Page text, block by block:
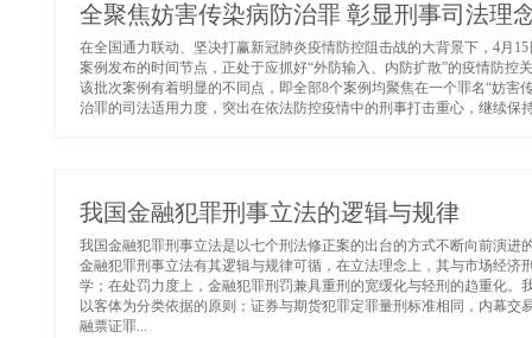
全聚焦妨害传染病防治罪 彰显刑事司法理
在全国通力联动、坚决打赢新冠肺炎疫情防控阻击战的大背景下，4月
案例发布的时间节点，正处于应抓好“外防输入、内防扩散”的疫情防
该批次案例有着明显的不同点，即全部8个案例均聚焦在一个罪名“妨
治罪的司法适用力度，突出在依法防控疫情中的刑事打击重心，继续
我国金融犯罪刑事立法的逻辑与规律
我国金融犯罪刑事立法是以七个刑法修正案的出台的方式不断向前演
金融犯罪刑事立法有其逻辑与规律可循，在立法理念上，其与市场经
学；在处罚力度上，金融犯罪刑罚兼具重刑的宽缓化与轻刑的趋重化
以客体为分类依据的原则；证券与期货犯罪定罪量刑标准相同，内幕
融票证罪...